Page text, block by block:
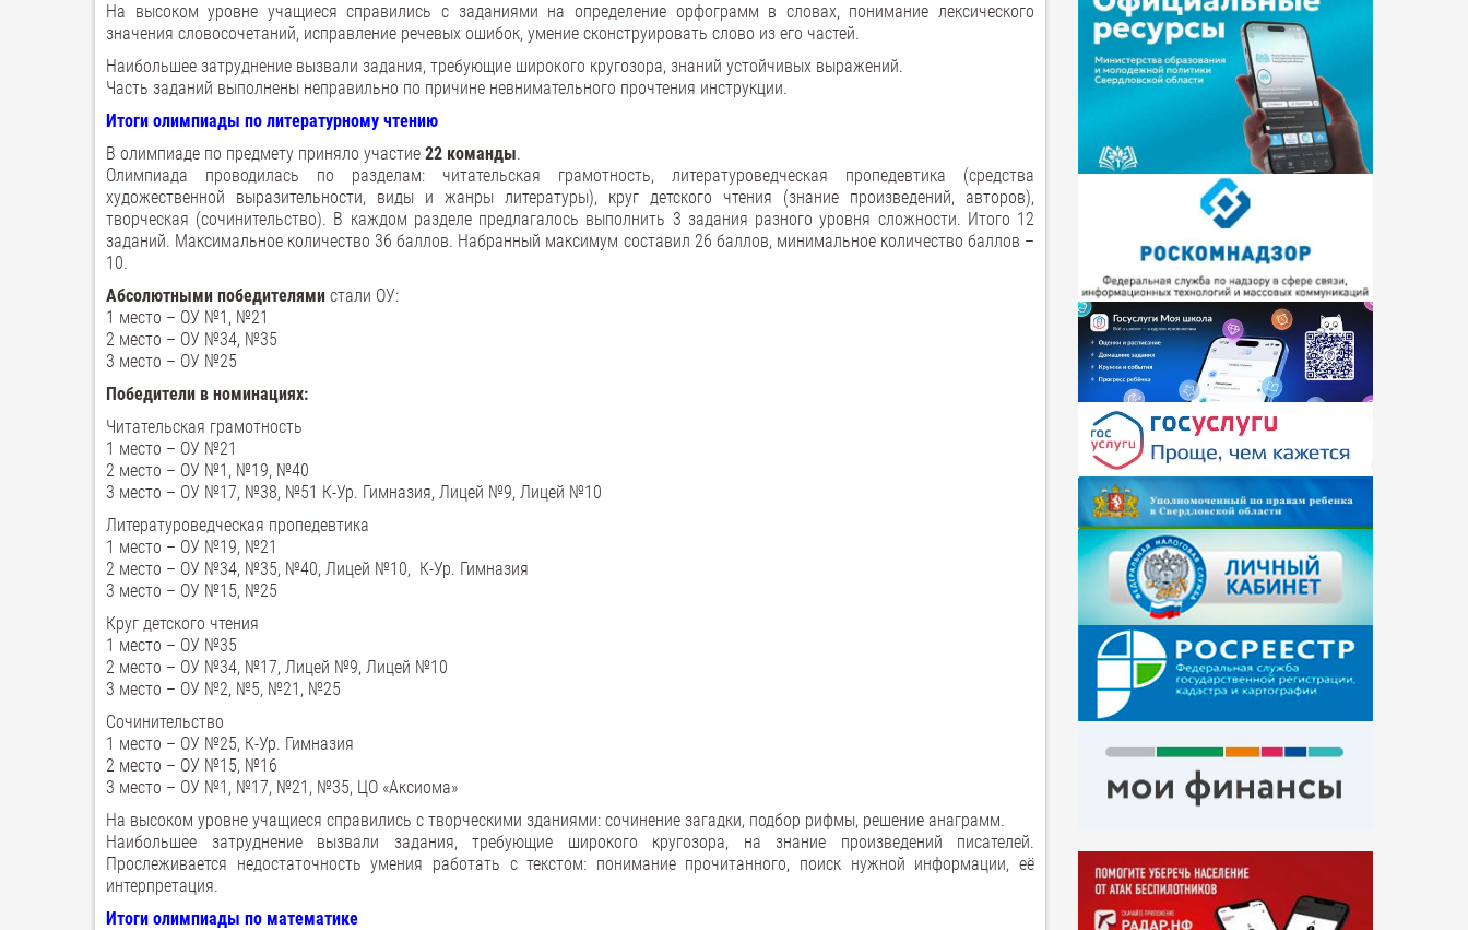
На высоком уровне учащиеся справились с заданиями на определение орфограмм в словах, понимание лексического
значения словосочетаний, исправление речевых ошибок, умение сконструировать слово из его частей.
Наибольшее затруднение вызвали задания, требующие широкого кругозора, знаний устойчивых выражений.
Часть заданий выполнены неправильно по причине невнимательного прочтения инструкции.
Итоги олимпиады по литературному чтению
В олимпиаде по предмету приняло участие 22 команды.
Олимпиада проводилась по разделам: читательская грамотность, литературоведческая пропедевтика (средства
художественной выразительности, виды и жанры литературы), круг детского чтения (знание произведений, авторов),
творческая (сочинительство). В каждом разделе предлагалось выполнить 3 задания разного уровня сложности. Итого 12
заданий. Максимальное количество 36 баллов. Набранный максимум составил 26 баллов, минимальное количество баллов –
10.
Абсолютными победителями стали ОУ:
1 место – ОУ №1, №21
2 место – ОУ №34, №35
3 место – ОУ №25
Победители в номинациях:
Читательская грамотность
1 место – ОУ №21
2 место – ОУ №1, №19, №40
3 место – ОУ №17, №38, №51 К-Ур. Гимназия, Лицей №9, Лицей №10
Литературоведческая пропедевтика
1 место – ОУ №19, №21
2 место – ОУ №34, №35, №40, Лицей №10, К-Ур. Гимназия
3 место – ОУ №15, №25
Круг детского чтения
1 место – ОУ №35
2 место – ОУ №34, №17, Лицей №9, Лицей №10
3 место – ОУ №2, №5, №21, №25
Сочинительство
1 место – ОУ №25, К-Ур. Гимназия
2 место – ОУ №15, №16
3 место – ОУ №1, №17, №21, №35, ЦО «Аксиома»
На высоком уровне учащиеся справились с творческими зданиями: сочинение загадки, подбор рифмы, решение анаграмм.
Наибольшее затруднение вызвали задания, требующие широкого кругозора, на знание произведений писателей.
Прослеживается недостаточность умения работать с текстом: понимание прочитанного, поиск нужной информации, её
интерпретация.
Итоги олимпиады по математике